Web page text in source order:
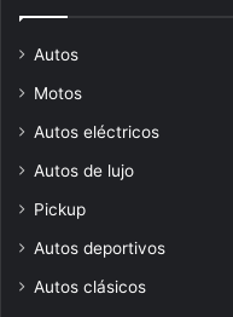
Autos
Motos
Autos eléctricos
Autos de lujo
Pickup
Autos deportivos
Autos clásicos